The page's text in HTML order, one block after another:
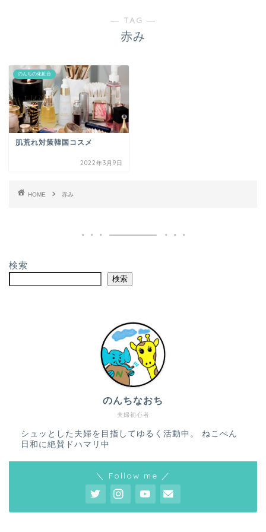
― TAG ―
赤み
のんちの化粧台
肌荒れ対策韓国コスメ
2022年3月9日
HOME 赤み
検索
検索
夫婦初心者
のんちなおち
シュッとした夫婦を目指してゆるく活動中。 ねこぺん
日和に絶賛ドハマリ中
＼ Follow me ／